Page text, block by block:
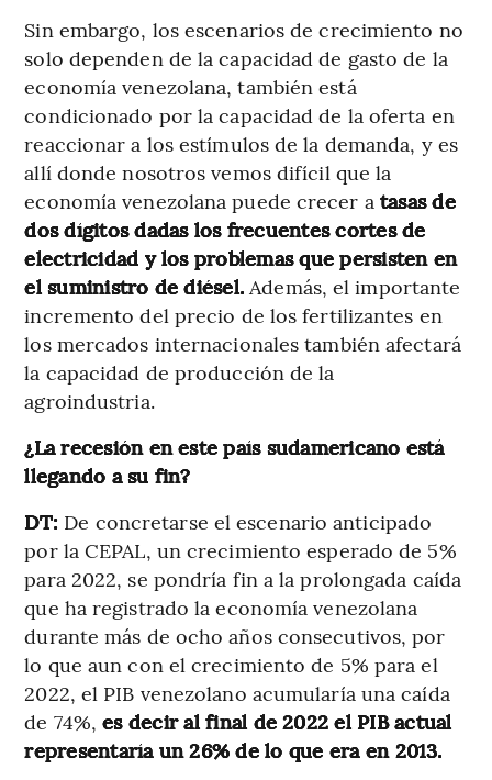
Sin embargo, los escenarios de crecimiento no
solo dependen de la capacidad de gasto de la
economía venezolana, también está
condicionado por la capacidad de la oferta en
reaccionar a los estímulos de la demanda, y es
allí donde nosotros vemos difícil que la
economía venezolana puede crecer a tasas de
dos dígitos dadas los frecuentes cortes de
electricidad y los problemas que persisten en
el suministro de diésel. Además, el importante
incremento del precio de los fertilizantes en
los mercados internacionales también afectará
la capacidad de producción de la
agroindustria.
¿La recesión en este país sudamericano está
llegando a su fin?
DT: De concretarse el escenario anticipado
por la CEPAL, un crecimiento esperado de 5%
para 2022, se pondría fin a la prolongada caída
que ha registrado la economía venezolana
durante más de ocho años consecutivos, por
lo que aun con el crecimiento de 5% para el
2022, el PIB venezolano acumularía una caída
de 74%,es decir al final de 2022 el PIB actual
representaría un 26% de lo que era en 2013.